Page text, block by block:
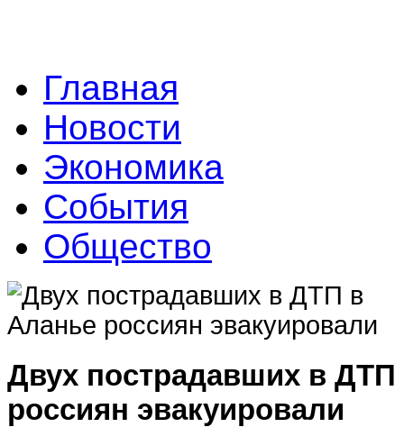
Главная
Новости
Экономика
События
Общество
Двух пострадавших в
россиян эвакуировали